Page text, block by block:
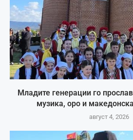
Младите генерации го
музика, оро и
август 4, 2026